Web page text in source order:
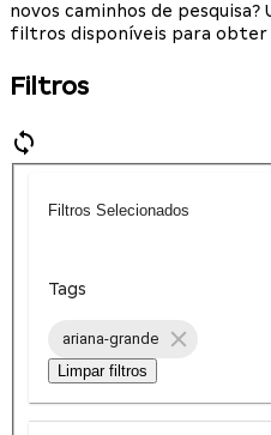
novos caminhos de pesquisa?
filtros disponíveis para obter
Filtros
Filtros Selecionados
Tags
ariana-grande
Limpar filtros